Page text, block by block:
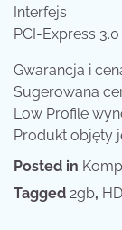
Interfejs
PCI-Express 3.0
Gwarancja i
Sugerowana
Low Profile
Produkt objęty
Posted in
Tagged 2gb,